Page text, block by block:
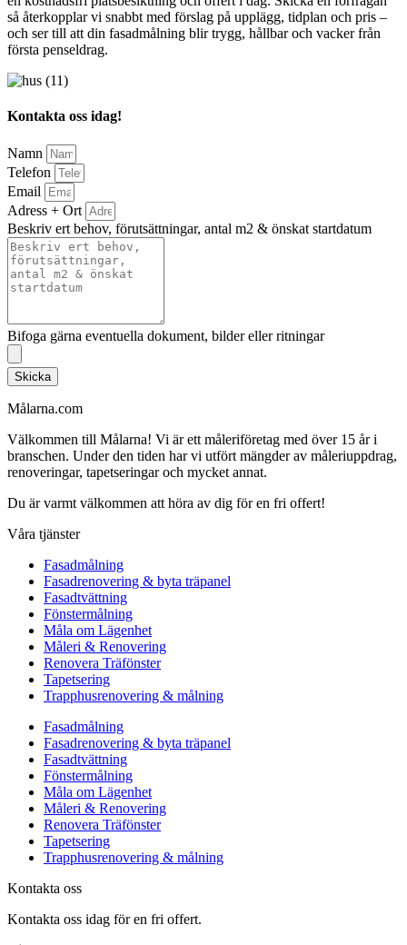
så återkopplar vi snabbt med förslag på upplägg, tidplan och pris –
och ser till att din fasadmålning blir trygg, hållbar och vacker från
första penseldrag.
Kontakta oss idag!
Namn
Telefon
Email
Adress + Ort
Beskriv ert behov, förutsättningar, antal m2 & önskat startdatum
Bifoga gärna eventuella dokument, bilder eller ritningar
Skicka
Målarna.com
Välkommen till Målarna! Vi är ett måleriföretag med över 15 år i
branschen. Under den tiden har vi utfört mängder av måleriuppdrag,
renoveringar, tapetseringar och mycket annat.
Du är varmt välkommen att höra av dig för en fri offert!
Våra tjänster
Fasadmålning
Fasadrenovering & byta träpanel
Fasadtvättning
Fönstermålning
Måla om Lägenhet
Måleri & Renovering
Renovera Träfönster
Tapetsering
Trapphusrenovering & målning
Fasadmålning
Fasadrenovering & byta träpanel
Fasadtvättning
Fönstermålning
Måla om Lägenhet
Måleri & Renovering
Renovera Träfönster
Tapetsering
Trapphusrenovering & målning
Kontakta oss
Kontakta oss idag för en fri offert.